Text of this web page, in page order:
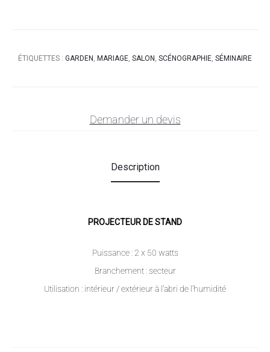
ÉTIQUETTES : GARDEN , MARIAGE, SALON , SCÉNOGRAPHIE, SÉMINAIRE
Demander un devis
Description
PROJECTEUR DE STAND
Puissance : 2 x 50 watts
Branchement : secteur
Utilisation : intérieur / extérieur à l’abri de l’humidité